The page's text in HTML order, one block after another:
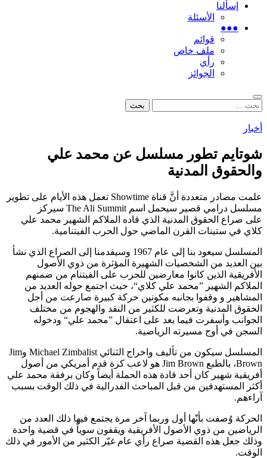
إسألنا
الأسئلة
●●●
قوائم
ملف خاص
رأي
الجوائز
بحث
البحث
أخبار
شوتايم تطور مسلسل عن محمد علي
والحقوق المدنية
علمت مصادر متعددة أنَّ قناة Showtime تعمل هذه الأيام على تطوير
مسلسل درامي قصير سيحمل اسم The Ali Summit سيركز
على صراع الحقوق المدنية الذي قاده الملاكم الشهير محمد علي
كلاي في ستينات القرن الماضي حول الحرب الفيتنامية.
المسلسل سيعود بنا إلى عام 1967 وسيقدمنا إلى الصراع الذي نشأ
بين العديد من الشخصيات الشهيرة المؤثرة من ذوي الأصول
الأفريقية الذين كانوا معارضين للحرب على الفيتنام من ضمنهم
الملاكم الشهير ”محمد علي كلاي“، حيث اجتمع حوله العديد من
المشاهير و وقفوا بجانبه مكونين حركة كبيرة صارعت من أجل
الحقوق المدنية وتعرضت للكثير من النقد والهجوم من مختلف
الجوانب وأسفرت فيما بعد على اعتقال ”محمد علي“ ودخوله
السجن في أوج مسيرته الرياضية.
المسلسل سيكون من تأليف واخراج الثنائي Michael Zimbalist وJim
Brown، بالطبع Jim Brown هو لاعب كرة قدم أمريكي من أصول
أفريقية شهير كان أحد قادة هذه الحملة أيضاً وكان برفقة محمد علي
أكثر المستهدفين من قبل المباحث الفدرالية في ذلك الوقت بسبب
آراءهم.
الحركة وُصفت بأنّها أول وربما آخر مرة يجتمع فيها ذلك العدد من
الرياضين من ذوي الأصول الأفريقية ويقفون سوياً في قضية واحدة
وذلك جعل هذه القضية صراع رأي عام غيّر الكثير من الأمور في ذلك
الوقت.